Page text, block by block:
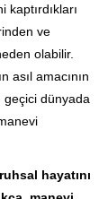
ve
olabilir.
asıl amacının
geçici dünyada
hayatını